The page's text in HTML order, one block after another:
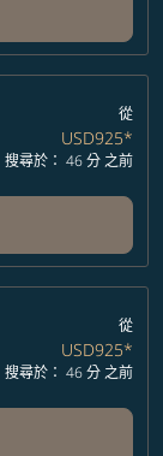
從
USD925*
搜尋於： 46 分 之前
從
USD925*
搜尋於： 46 分 之前